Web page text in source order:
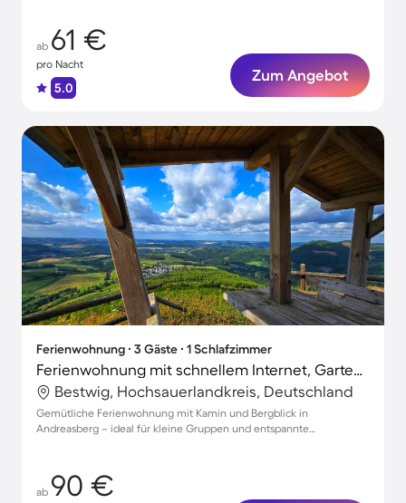
ab 61 €
pro Nacht
5.0
Zum Angebot
Ferienwohnung ∙ 3 Gäste ∙ 1 Schlafzimmer
Ferienwohnung mit schnellem Internet, Garten und Grill | Gartenblick
Bestwig, Hochsauerlandkreis, Deutschland
Gemütliche Ferienwohnung mit Kamin und Bergblick in
Andreasberg – ideal für kleine Gruppen und entspannte
ab 90 €